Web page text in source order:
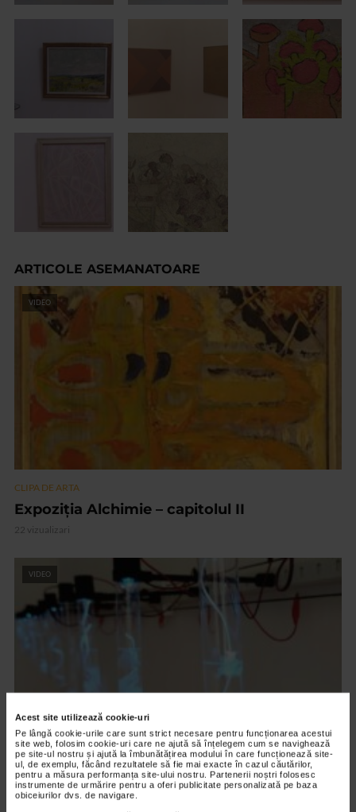
Acest site utilizează cookie-uri
Pe lângă cookie-urile care sunt strict necesare pentru funcționarea acestui
site web, folosim cookie-uri care ne ajută să înțelegem cum se navighează
pe site-ul nostru și ajută la îmbunătățirea modului în care funcționează site-
ul, de exemplu, făcând rezultatele să fie mai exacte în cazul căutărilor,
pentru a măsura performanța site-ului nostru. Partenerii noștri folosesc
instrumente de urmărire pentru a oferi publicitate personalizată pe baza
obiceiurilor dvs. de navigare.
ARTICOLE ASEMANATOARE
VIDEO
CLIPA DE ARTA
Expoziția Alchimie – capitolul II
22 vizualizari
VIDEO
CLIPA DE ARTA
ARTS and ARTISTS. Floriama Cândea –
„Invisible Garden #2”